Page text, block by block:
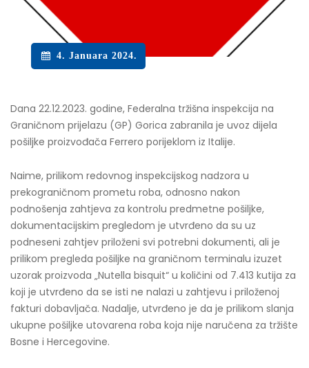
4. Januara 2024.
Dana 22.12.2023. godine, Federalna tržišna inspekcija na
Graničnom prijelazu (GP) Gorica zabranila je uvoz dijela
pošiljke proizvođača Ferrero porijeklom iz Italije.
Naime, prilikom redovnog inspekcijskog nadzora u
prekograničnom prometu roba, odnosno nakon
podnošenja zahtjeva za kontrolu predmetne pošiljke,
dokumentacijskim pregledom je utvrđeno da su uz
podneseni zahtjev priloženi svi potrebni dokumenti, ali je
prilikom pregleda pošiljke na graničnom terminalu izuzet
uzorak proizvoda „Nutella bisquit“ u količini od 7.413 kutija za
koji je utvrđeno da se isti ne nalazi u zahtjevu i priloženoj
fakturi dobavljača. Nadalje, utvrđeno je da je prilikom slanja
ukupne pošiljke utovarena roba koja nije naručena za tržište
Bosne i Hercegovine.